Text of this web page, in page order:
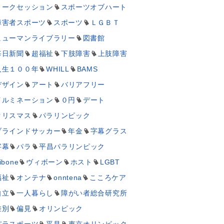
ークセッション
スポーツオブハート
害者スポーツ
スポーツ
ＬＧＢＴ
ューマンライブラリー
図書館
日新聞
超福祉 下肢障害
上肢障害
生１００年
WHILL
BAMS
ザイン
アート
バリアフリー
ルミネーション
０円
デート
リスマス
パラリンピック
ラインドサッカー
年金
字幕グラス
幕
パラ
平昌パラリンピック
ヴィボーン ホスト
LGBT
祉
オンテナ onntena
こころケア
立
一人暮らし
障がい者総合研究所
偏見
オリンピック